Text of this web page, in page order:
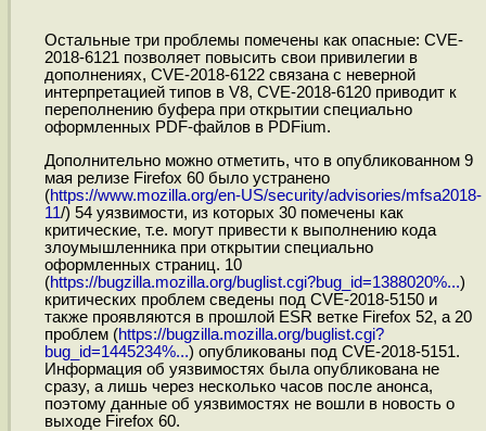
Остальные три проблемы помечены как опасные: CVE-
2018-6121 позволяет повысить свои привилегии в
дополнениях, CVE-2018-6122 связана с неверной
интерпретацией типов в V8, CVE-2018-6120 приводит к
переполнению буфера при открытии специально
оформленных PDF-файлов в PDFium.
Дополнительно можно отметить, что в опубликованном 9
мая релизе Firefox 60 было устранено
(https://www.mozilla.org/en-US/security/advisories/mfsa2018-
11/) 54 уязвимости, из которых 30 помечены как
критические, т.е. могут привести к выполнению кода
злоумышленника при открытии специально
оформленных страниц. 10
(https://bugzilla.mozilla.org/buglist.cgi?bug_id=1388020%...)
критических проблем сведены под CVE-2018-5150 и
также проявляются в прошлой ESR ветке Firefox 52, а 20
проблем (https://bugzilla.mozilla.org/buglist.cgi?
bug_id=1445234%...) опубликованы под CVE-2018-5151.
Информация об уязвимостях была опубликована не
сразу, а лишь через несколько часов после анонса,
поэтому данные об уязвимостях не вошли в новость о
выходе Firefox 60.